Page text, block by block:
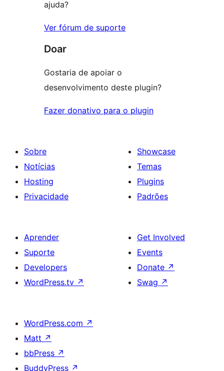
ajuda?
Ver fórum de suporte
Doar
Gostaria de apoiar o
desenvolvimento deste plugin?
Fazer donativo para o plugin
Sobre
Notícias
Hosting
Privacidade
Showcase
Temas
Plugins
Padrões
Aprender
Suporte
Developers
WordPress.tv ↗
Get Involved
Events
Donate ↗
Swag ↗
WordPress.com ↗
Matt ↗
bbPress ↗
BuddyPress ↗